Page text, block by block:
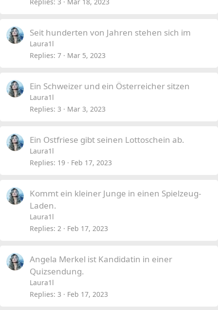
Seit hunderten von Jahren stehen sich im
Laura1l
Replies 7 Mar 5, 2023
Ein Schweizer und ein Österreicher sitzen
Laura1l
Replies 3 Mar 3, 2023
Ein Ostfriese gibt seinen Lottoschein ab.
Laura1l
Replies 19 Feb 17, 2023
Kommt ein kleiner Junge in einen Spielzeug-
Laden.
Laura1l
Replies 2 Feb 17, 2023
Angela Merkel ist Kandidatin in einer
Quizsendung.
Laura1l
Replies 3 Feb 17, 2023